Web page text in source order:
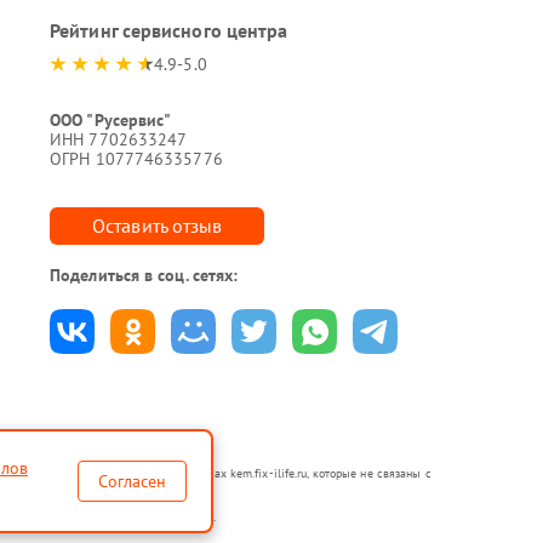
Рейтинг сервисного центра
4.9-5.0
ООО "Русервис"
ИНН 7702633247
ОГРН 1077746335776
Оставить отзыв
Поделиться в соц. сетях:
в неавторизованных сервисных центрах kem.fix-ilife.ru, которые не связаны с
ремонту техники указанных брендов.
Согласен